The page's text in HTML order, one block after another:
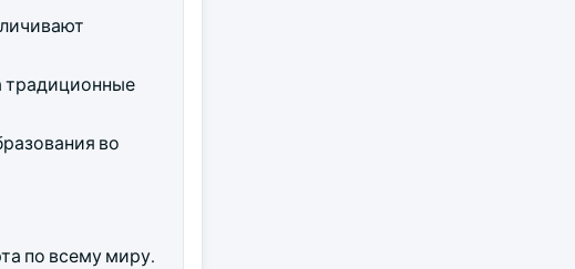
традиционные
во
по всему миру.